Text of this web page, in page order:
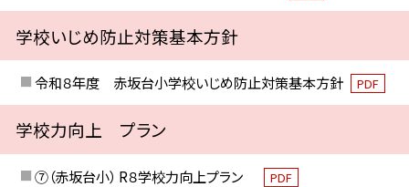
学校いじめ防止対策基本方針
令和８年度 赤坂台小学校いじめ防止対策基本方針 PDF
学校力向上 プラン
⑦（赤坂台小） R８学校力向上プラン PDF